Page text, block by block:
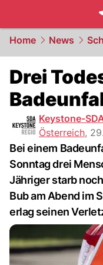
Home News
Drei
Keystone-
Österreich,
Bei einem
Sonntag drei
Jähriger starb
Bub am Abend im
erlag seinen